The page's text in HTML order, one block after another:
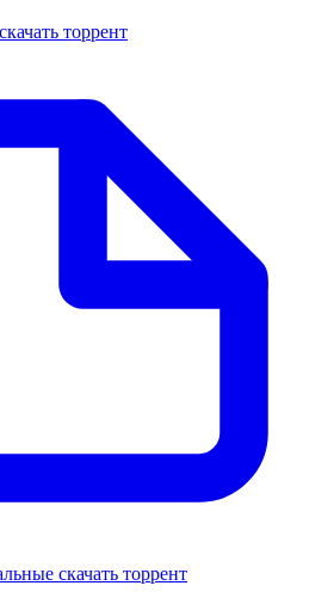
торрент
скачать торрент